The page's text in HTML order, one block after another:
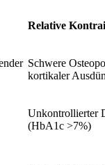
Relative
Schwere
kortikaler
Unkontrollierter
(HbA1c >7%)